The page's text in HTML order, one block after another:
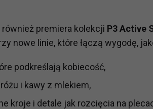
premiera kolekcji P3 Active
nowe linie, które łączą wygodę,
podkreślają kobiecość,
i kawy z mlekiem,
kroje i detale jak rozcięcia na